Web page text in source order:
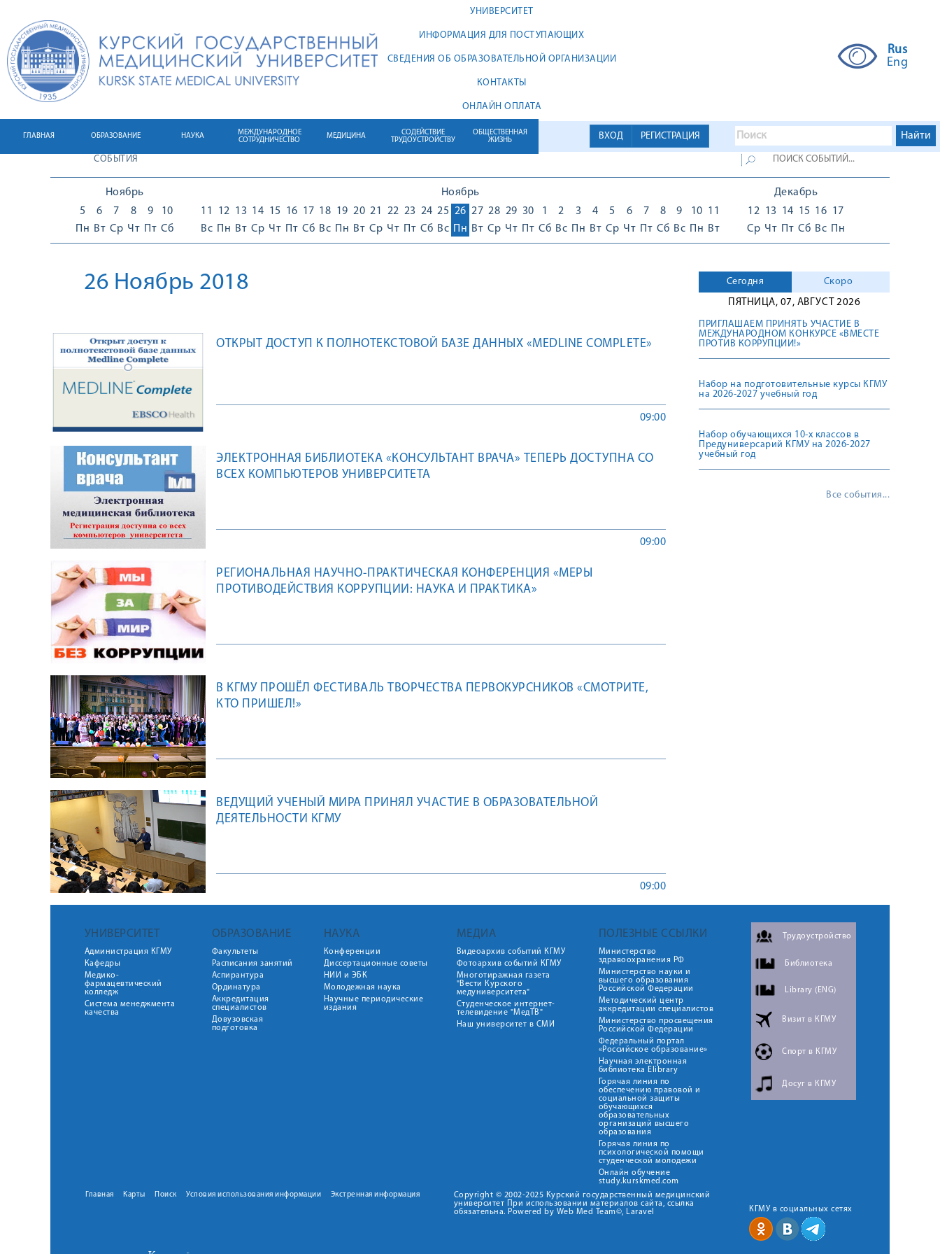
УНИВЕРСИТЕТ
ИНФОРМАЦИЯ ДЛЯ ПОСТУПАЮЩИХ
СВЕДЕНИЯ ОБ ОБРАЗОВАТЕЛЬНОЙ ОРГАНИЗАЦИИ
КОНТАКТЫ
ОНЛАЙН ОПЛАТА
Rus
Eng
ВХОД РЕГИСТРАЦИЯ
ГЛАВНАЯ ОБРАЗОВАНИЕ НАУКА
МЕЖДУНАРОДНОЕ
СОТРУДНИЧЕСТВО
МЕДИЦИНА
СОДЕЙСТВИЕ
ТРУДОУСТРОЙСТВУ
ОБЩЕСТВЕННАЯ
ЖИЗНЬ
СОБЫТИЯ
Ноябрь
5
Пн
6
Вт
7
Ср
8
Чт
9
Пт
10
Сб
Ноябрь
11
Вс
12
Пн
13
Вт
14
Ср
15
Чт
16
Пт
17
Сб
18
Вс
19
Пн
20
Вт
21
Ср
22
Чт
23
Пт
24
Сб
25
Вс
26
Пн
27
Вт
28
Ср
29
Чт
30
Пт
1
Сб
2
Вс
3
Пн
4
Вт
5
Ср
6
Чт
7
Пт
8
Сб
9
Вс
10
Пн
11
Вт
Декабрь
12
Ср
13
Чт
14
Пт
15
Сб
16
Вс
17
Пн
26 Ноябрь 2018
ОТКРЫТ ДОСТУП К ПОЛНОТЕКСТОВОЙ БАЗЕ ДАННЫХ «MEDLINE COMPLETE»
09:00
ЭЛЕКТРОННАЯ БИБЛИОТЕКА «КОНСУЛЬТАНТ ВРАЧА» ТЕПЕРЬ ДОСТУПНА СО
ВСЕХ КОМПЬЮТЕРОВ УНИВЕРСИТЕТА
09:00
РЕГИОНАЛЬНАЯ НАУЧНО-ПРАКТИЧЕСКАЯ КОНФЕРЕНЦИЯ «МЕРЫ
ПРОТИВОДЕЙСТВИЯ КОРРУПЦИИ: НАУКА И ПРАКТИКА»
В КГМУ ПРОШЁЛ ФЕСТИВАЛЬ ТВОРЧЕСТВА ПЕРВОКУРСНИКОВ «СМОТРИТЕ,
КТО ПРИШЕЛ!»
ВЕДУЩИЙ УЧЕНЫЙ МИРА ПРИНЯЛ УЧАСТИЕ В ОБРАЗОВАТЕЛЬНОЙ
ДЕЯТЕЛЬНОСТИ КГМУ
09:00
Сегодня
Скоро
ПЯТНИЦА, 07, АВГУСТ 2026
ПРИГЛАШАЕМ ПРИНЯТЬ УЧАСТИЕ В
МЕЖДУНАРОДНОМ КОНКУРСЕ «ВМЕСТЕ
ПРОТИВ КОРРУПЦИИ!»
Набор на подготовительные курсы КГМУ
на 2026-2027 учебный год
Набор обучающихся 10-х классов в
Предуниверсарий КГМУ на 2026-2027
учебный год
Все события...
УНИВЕРСИТЕТ
Администрация КГМУ
Кафедры
Медико-
фармацевтический
колледж
Система менеджмента
качества
ОБРАЗОВАНИЕ
Факультеты
Расписания занятий
Аспирантура
Ординатура
Аккредитация
специалистов
Довузовская
подготовка
НАУКА
Конференции
Диссертационные советы
НИИ и ЭБК
Молодежная наука
Научные периодические
издания
МЕДИА
Видеоархив событий КГМУ
Фотоархив событий КГМУ
Многотиражная газета
"Вести Курского
медуниверситета"
Студенческое интернет-
телевидение "МедТВ"
Наш университет в СМИ
ПОЛЕЗНЫЕ ССЫЛКИ
Министерство
здравоохранения РФ
Министерство науки и
высшего образования
Российской Федерации
Методический центр
аккредитации специалистов
Министерство просвещения
Российской Федерации
Федеральный портал
«Российское образование»
Научная электронная
библиотека Elibrary
Горячая линия по
обеспечению правовой и
социальной защиты
обучающихся
образовательных
организаций высшего
образования
Горячая линия по
психологической помощи
студенческой молодежи
Онлайн обучение
study.kurskmed.com
Трудоустройство
Библиотека
Library (ENG)
Визит в КГМУ
Спорт в КГМУ
Досуг в КГМУ
Главная Карты Поиск Условия использования информации Экстренная информация
Copyright © 2002-2025 Курский государственный медицинский
университет При использовании материалов сайта, ссылка
обязательна. Powered by Web Med Team©, Laravel
КГМУ в социальных сетях